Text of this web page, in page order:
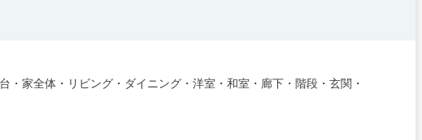
・ 家全体・ リビング・ ダイニング・ 洋室・ 和室・ 廊下・ 階段・ 玄関・